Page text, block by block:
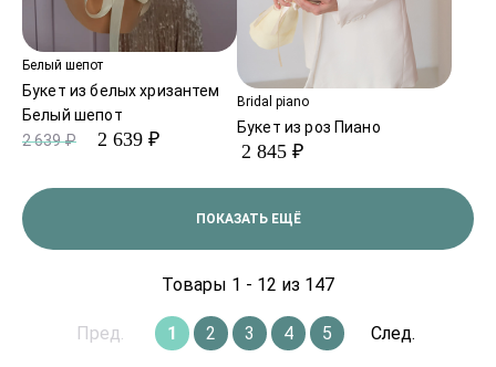
Белый шепот
Букет из белых хризантем
Белый шепот
2 639 ₽
2 639 ₽
Bridal piano
Букет из роз Пиано
2 845 ₽
ПОКАЗАТЬ ЕЩЁ
Товары 1 - 12 из 147
Пред. 1 2 3 4 5 След.